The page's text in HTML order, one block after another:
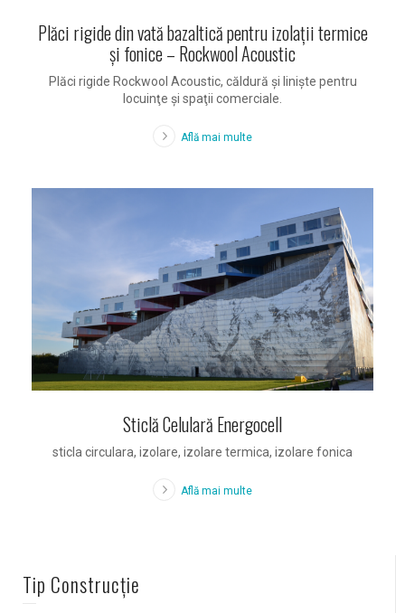
Plăci rigide din vată bazaltică pentru izolaţii termice
şi fonice – Rockwool Acoustic
Plăci rigide Rockwool Acoustic, căldură şi linişte pentru
locuinţe şi spaţii comerciale.
Află mai multe
Sticlă Celulară Energocell
sticla circulara, izolare, izolare termica, izolare fonica
Află mai multe
Tip Construcție